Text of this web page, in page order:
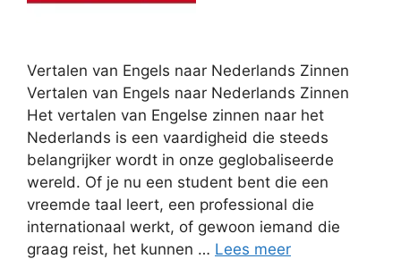
Vertalen van Engels naar Nederlands Zinnen
Vertalen van Engels naar Nederlands Zinnen
Het vertalen van Engelse zinnen naar het
Nederlands is een vaardigheid die steeds
belangrijker wordt in onze geglobaliseerde
wereld. Of je nu een student bent die een
vreemde taal leert, een professional die
internationaal werkt, of gewoon iemand die
graag reist, het kunnen … Lees meer